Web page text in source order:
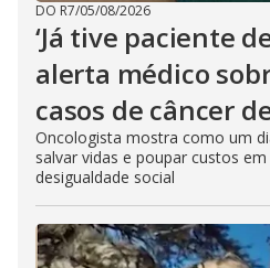
DO R7/05/08/2026
‘Já tive paciente
alerta médico
casos de câncer
Oncologista mostra como um
salvar vidas e poupar custos
desigualdade social